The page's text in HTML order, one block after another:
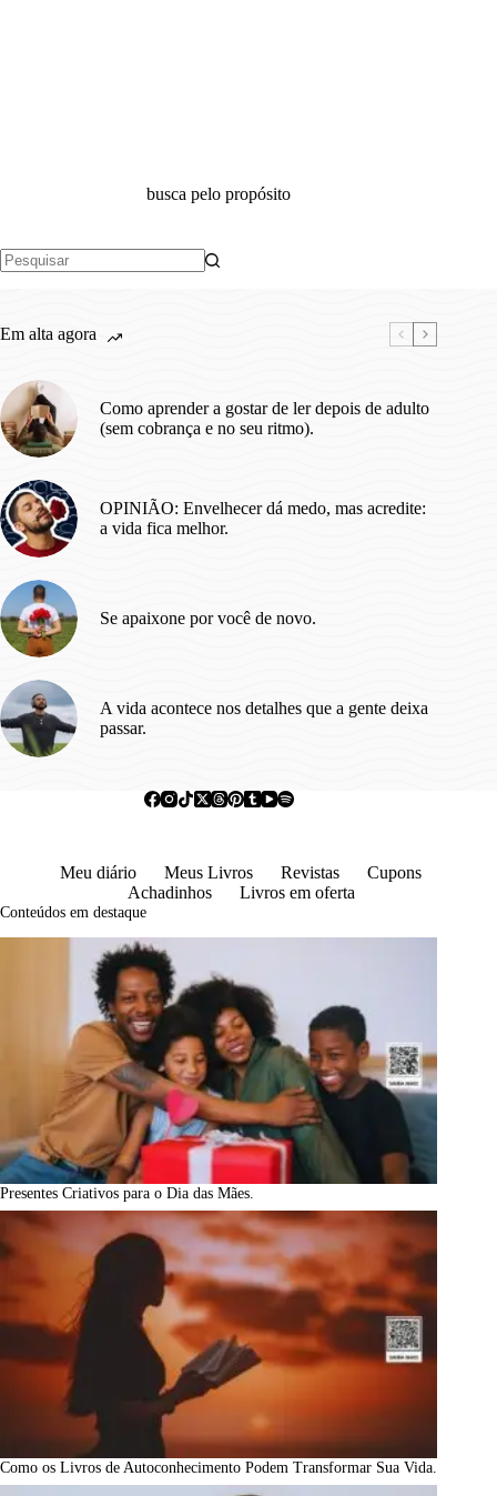
busca pelo propósito
Em alta agora
Como aprender a gostar de ler depois de adulto
(sem cobrança e no seu ritmo).
OPINIÃO: Envelhecer dá medo, mas acredite:
a vida fica melhor.
Se apaixone por você de novo.
A vida acontece nos detalhes que a gente deixa
passar.
Meu diário Meus Livros Revistas
Cupons
Achadinhos
Livros em oferta
Conteúdos em destaque
Presentes Criativos para o Dia das Mães.
Como os Livros de Autoconhecimento Podem Transformar Sua Vida.